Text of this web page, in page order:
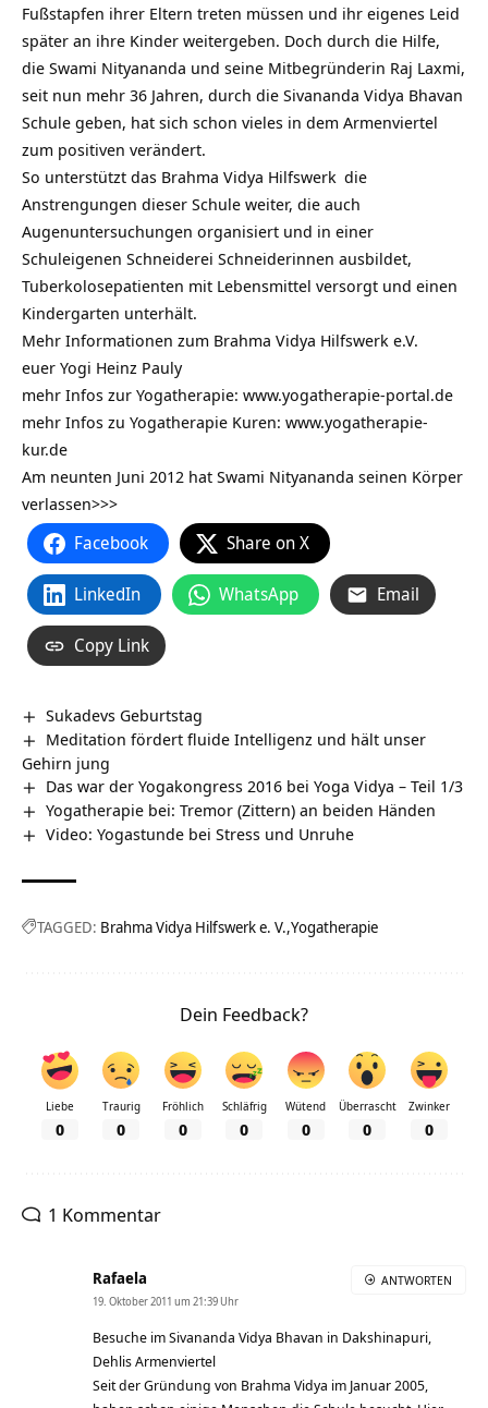
Fußstapfen ihrer Eltern treten müssen und ihr eigenes Leid
später an ihre Kinder weitergeben. Doch durch die Hilfe,
die Swami Nityananda und seine Mitbegründerin Raj Laxmi,
seit nun mehr 36 Jahren, durch die Sivananda Vidya Bhavan
Schule geben, hat sich schon vieles in dem Armenviertel
zum positiven verändert.
So unterstützt das Brahma Vidya Hilfswerk die
Anstrengungen dieser Schule weiter, die auch
Augenuntersuchungen organisiert und in einer
Schuleigenen Schneiderei Schneiderinnen ausbildet,
Tuberkolosepatienten mit Lebensmittel versorgt und einen
Kindergarten unterhält.
Mehr Informationen zum Brahma Vidya Hilfswerk e.V.
euer Yogi Heinz Pauly
mehr Infos zur Yogatherapie: www.yogatherapie-portal.de
mehr Infos zu Yogatherapie Kuren: www.yogatherapie-
kur.de
Am neunten Juni 2012 hat Swami Nityananda seinen Körper
verlassen>>>
Facebook Share on X
LinkedIn WhatsApp Email
Copy Link
Sukadevs Geburtstag
Meditation fördert fluide Intelligenz und hält unser
Gehirn jung
Das war der Yogakongress 2016 bei Yoga Vidya – Teil 1/3
Yogatherapie bei: Tremor (Zittern) an beiden Händen
Video: Yogastunde bei Stress und Unruhe
TAGGED: Brahma Vidya Hilfswerk e. V. Yogatherapie
Dein Feedback?
Liebe
0
Traurig
0
Fröhlich
0
Schläfrig
0
Wütend
0
Überrascht
0
Zwinker
0
1 Kommentar
Rafaela
19. Oktober 2011 um 21:39 Uhr
Besuche im Sivananda Vidya Bhavan in Dakshinapuri,
Dehlis Armenviertel
Seit der Gründung von Brahma Vidya im Januar 2005,
ANTWORTEN